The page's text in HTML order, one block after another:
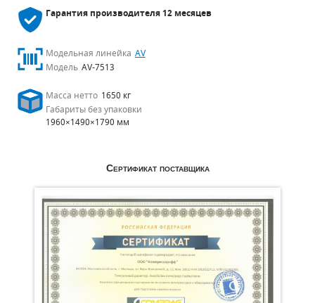
Гарантия производителя12 месяцев
Модельная линейка AV
Модель AV-7513
Масса нетто 1650 кг
Габариты без упаковки
1960×1490×1790 мм
Сертификат поставщика